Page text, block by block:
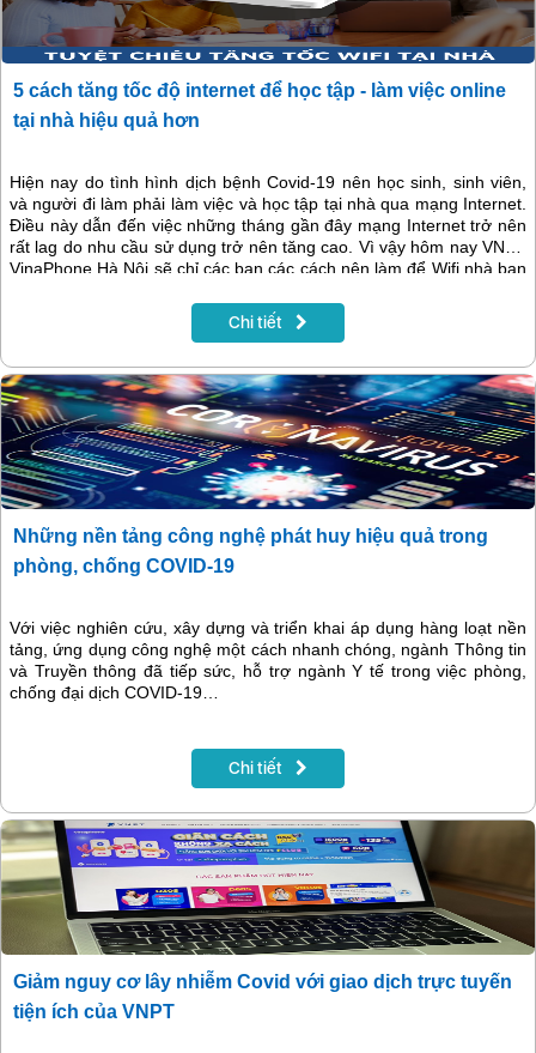
5 cách tăng tốc độ internet để học tập - làm việc online
tại nhà hiệu quả hơn
Hiện nay do tình hình dịch bệnh Covid-19 nên học sinh, sinh viên,
và người đi làm phải làm việc và học tập tại nhà qua mạng Internet.
Điều này dẫn đến việc những tháng gần đây mạng Internet trở nên
rất lag do nhu cầu sử dụng trở nên tăng cao. Vì vậy hôm nay VNPT
VinaPhone Hà Nội sẽ chỉ các bạn các cách nên làm để Wifi nhà bạn
Chi tiết
Những nền tảng công nghệ phát huy hiệu quả trong
phòng, chống COVID-19
Với việc nghiên cứu, xây dựng và triển khai áp dụng hàng loạt nền
tảng, ứng dụng công nghệ một cách nhanh chóng, ngành Thông tin
và Truyền thông đã tiếp sức, hỗ trợ ngành Y tế trong việc phòng,
chống đại dịch COVID-19…
Chi tiết
Giảm nguy cơ lây nhiễm Covid với giao dịch trực tuyến
tiện ích của VNPT